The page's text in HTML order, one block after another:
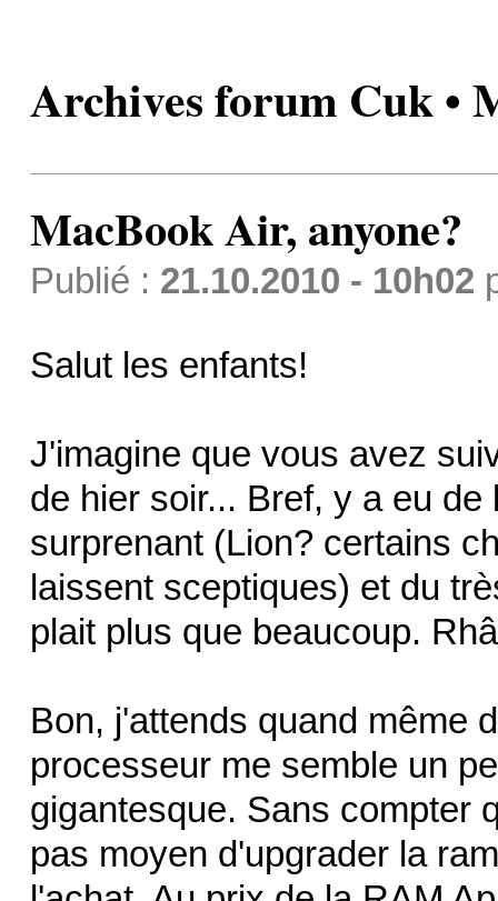
Archives forum Cuk •
MacBook Air, anyone?
Publié : 21.10.2010 - 10h02
Salut les enfants!
J'imagine que vous avez
de hier soir... Bref, y a eu
surprenant (Lion? certains
laissent sceptiques) et du
plait plus que beaucoup.
Bon, j'attends quand même
processeur me semble un
gigantesque. Sans compter
pas moyen d'upgrader la